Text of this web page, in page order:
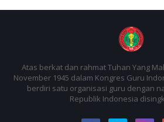
Atas berkat dan rahmat Tuhan Yang
November 1945 dalam Kongres Guru
berdiri satu organisasi guru dengan
Republik Indonesia